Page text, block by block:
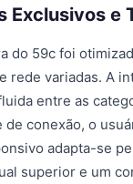
Exclusivos e
do 59c foi
rede variadas. A
entre as
de conexão, o
adapta-se
superior e um